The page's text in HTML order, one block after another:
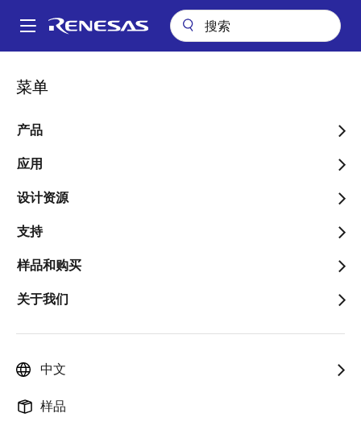
到
Main
菜单
产品
应用
设计资源
支持
样品和购买
关于我们
中文
样品
面
包
屑
MIMO
跳转至页面部分：
概
述
描述